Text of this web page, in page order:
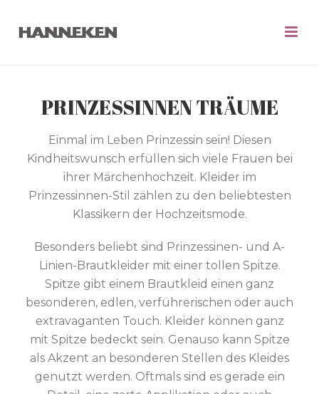
PRINZESSINNEN TRÄUME
Einmal im Leben Prinzessin sein! Diesen
Kindheitswunsch erfüllen sich viele Frauen bei
ihrer Märchenhochzeit. Kleider im
Prinzessinnen-Stil zählen zu den beliebtesten
Klassikern der Hochzeitsmode.
Besonders beliebt sind Prinzessinen- und A-
Linien-Brautkleider mit einer tollen Spitze.
Spitze gibt einem Brautkleid einen ganz
besonderen, edlen, verführerischen oder auch
extravaganten Touch. Kleider können ganz
mit Spitze bedeckt sein. Genauso kann Spitze
als Akzent an besonderen Stellen des Kleides
genutzt werden. Oftmals sind es gerade ein